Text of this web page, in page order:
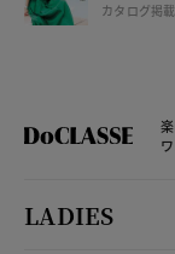
カタログ掲
LADIES